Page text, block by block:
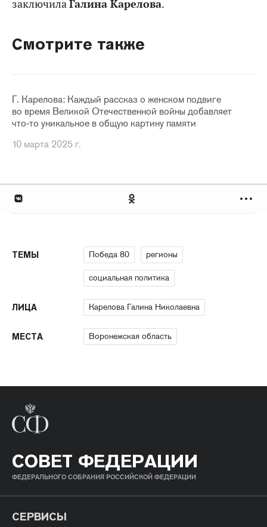
заключилаГалина Карелова.
Смотрите также
Г. Карелова: Каждый рассказ о женском подвиге
во время Великой Отечественной войны добавляет
что‑то уникальное в общую картину памяти
10 марта 2025 г.
ТЕМЫ Победа 80 регионы
социальная политика
ЛИЦА Карелова Галина Николаевна
МЕСТА Воронежская область
СОВЕТ ФЕДЕРАЦИИ
ФЕДЕРАЛЬНОГО СОБРАНИЯ РОССИЙСКОЙ ФЕДЕРАЦИИ
СЕРВИСЫ